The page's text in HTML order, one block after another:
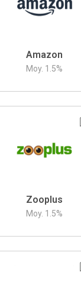
Amazon
Moy. 1.5%
Zooplus
Moy. 1.5%